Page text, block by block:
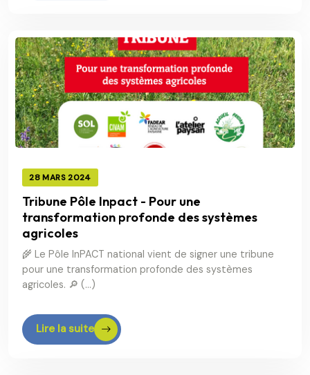
28 MARS 2024
Tribune Pôle Inpact - Pour une
transformation profonde des systèmes
agricoles
🌾 Le Pôle InPACT national vient de signer une tribune
pour une transformation profonde des systèmes
agricoles. 🔎 (…)
Lire la suite